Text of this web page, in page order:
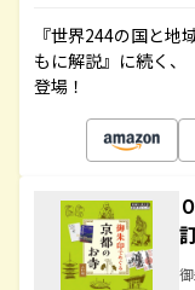
『世界244の国と
もに解説』に続く、
登場！